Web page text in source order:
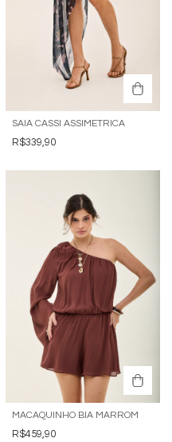
SAIA CASSI ASSIMETRICA
R$339,90
MACAQUINHO BIA MARROM
R$459,90